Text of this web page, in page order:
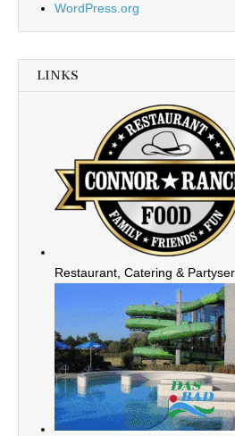
WordPress.org
LINKS
Restaurant, Catering &